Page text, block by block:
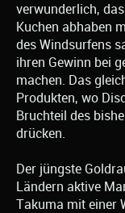
verwunderlich,
Kuchen abhaben
des Windsurfens
ihren Gewinn bei
machen. Das
Produkten, wo
Bruchteil des
drücken.
Der jüngste
Ländern aktive
Takuma mit einer